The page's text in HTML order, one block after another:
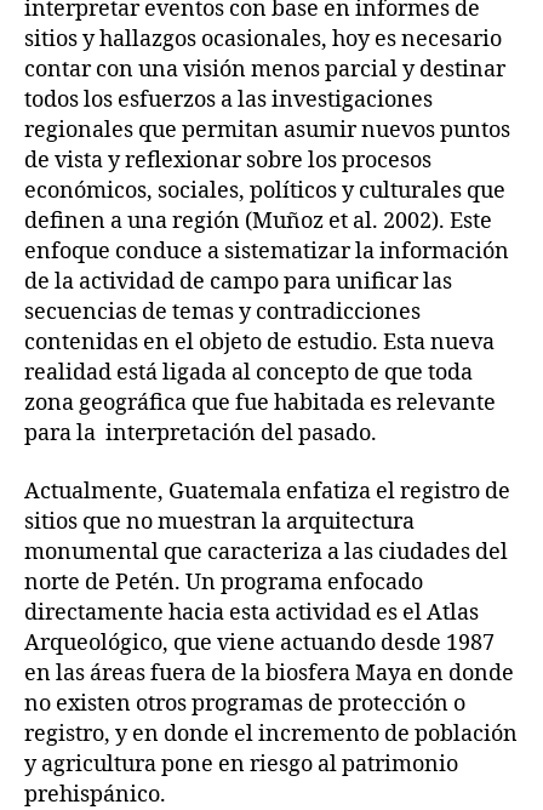
interpretar eventos con base en informes de
sitios y hallazgos ocasionales, hoy es necesario
contar con una visión menos parcial y destinar
todos los esfuerzos a las investigaciones
regionales que permitan asumir nuevos puntos
de vista y reflexionar sobre los procesos
económicos, sociales, políticos y culturales que
definen a una región (Muñoz et al. 2002). Este
enfoque conduce a sistematizar la información
de la actividad de campo para unificar las
secuencias de temas y contradicciones
contenidas en el objeto de estudio. Esta nueva
realidad está ligada al concepto de que toda
zona geográfica que fue habitada es relevante
para la interpretación del pasado.
Actualmente, Guatemala enfatiza el registro de
sitios que no muestran la arquitectura
monumental que caracteriza a las ciudades del
norte de Petén. Un programa enfocado
directamente hacia esta actividad es el Atlas
Arqueológico, que viene actuando desde 1987
en las áreas fuera de la biosfera Maya en donde
no existen otros programas de protección o
registro, y en donde el incremento de población
y agricultura pone en riesgo al patrimonio
prehispánico.